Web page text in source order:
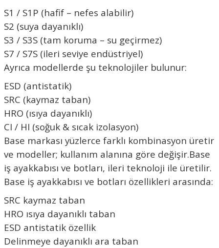
S1 / S1P (hafif – nefes alabilir)
S2 (suya dayanıklı)
S3 / S3S (tam koruma – su geçirmez)
S7 / S7S (ileri seviye endüstriyel)
Ayrıca modellerde şu teknolojiler bulunur:
ESD (antistatik)
SRC (kaymaz taban)
HRO (ısıya dayanıklı)
CI / HI (soğuk & sıcak izolasyon)
Base markası yüzlerce farklı kombinasyon üretir
ve modeller; kullanım alanına göre değişir.Base
iş ayakkabısı ve botları, ileri teknoloji ile üretilir.
Base iş ayakkabısı ve botları özellikleri arasında:
SRC kaymaz taban
HRO ısıya dayanıklı taban
ESD antistatik özellik
Delinmeye dayanıklı ara taban